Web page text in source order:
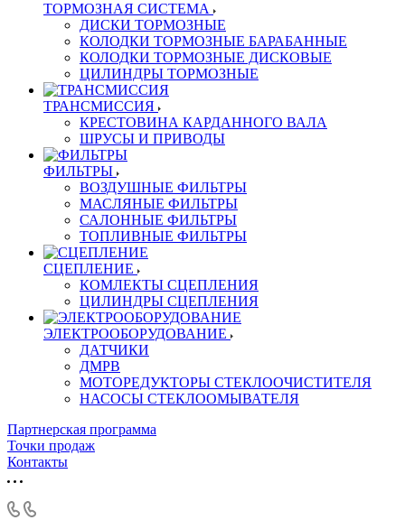
ТОРМОЗНАЯ СИСТЕМА
ДИСКИ ТОРМОЗНЫЕ
КОЛОДКИ ТОРМОЗНЫЕ БАРАБАННЫЕ
КОЛОДКИ ТОРМОЗНЫЕ ДИСКОВЫЕ
ЦИЛИНДРЫ ТОРМОЗНЫЕ
ТРАНСМИССИЯ
КРЕСТОВИНА КАРДАННОГО ВАЛА
ШРУСЫ И ПРИВОДЫ
ФИЛЬТРЫ
ВОЗДУШНЫЕ ФИЛЬТРЫ
МАСЛЯНЫЕ ФИЛЬТРЫ
САЛОННЫЕ ФИЛЬТРЫ
ТОПЛИВНЫЕ ФИЛЬТРЫ
СЦЕПЛЕНИЕ
КОМЛЕКТЫ СЦЕПЛЕНИЯ
ЦИЛИНДРЫ СЦЕПЛЕНИЯ
ЭЛЕКТРООБОРУДОВАНИЕ
ДАТЧИКИ
ДМРВ
МОТОРЕДУКТОРЫ СТЕКЛООЧИСТИТЕЛЯ
НАСОСЫ СТЕКЛООМЫВАТЕЛЯ
Партнерская программа
Точки продаж
Контакты